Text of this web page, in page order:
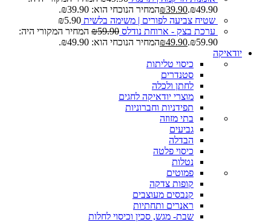
₪49.90.
₪39.90
המחיר הנוכחי הוא: ₪39.90.
שטיח צביעה לפורים | משימה בלשית
₪5.90
ערכת בצק - ארוחת נודלס
₪59.90
המחיר המקורי היה:
₪59.90.
₪49.90
המחיר הנוכחי הוא: ₪49.90.
יודאיקה
כיסוי טליתות
סטנדרים
לחתן ולכלה
מוצרי יודאיקה לחגים
תפידניות וחברוניות
בתי מזוזה
גביעים
הבדלה
כיסוי פלטה
נטלות
פמוטים
קופות צדקה
קנבסים מעוצבים
ראנרים ותחתיות
שבת- מגש, סכין וכיסוי לחלות